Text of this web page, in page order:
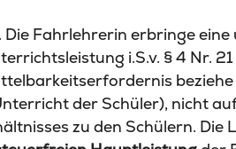
Fahrlehrerin erbringe
i.S.v. § 4 Nr.
der Schüler), nicht
zu den Schülern. Die